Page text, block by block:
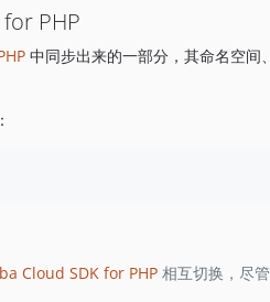
1.8.828
1.8.820
PHP
中同步出来的一部分，其命名空间
Cloud SDK for PHP相互切换，尽